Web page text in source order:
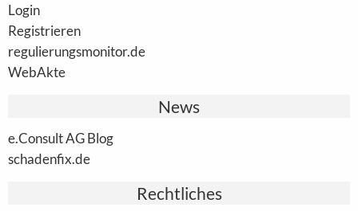
Login
Registrieren
regulierungsmonitor.de
WebAkte
News
e.Consult AG Blog
schadenfix.de
Rechtliches